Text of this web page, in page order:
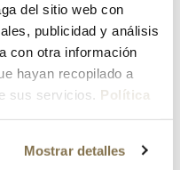
del sitio web con
publicidad y análisis
con otra información
hayan recopilado a
sus servicios. Política
Mostrar detalles